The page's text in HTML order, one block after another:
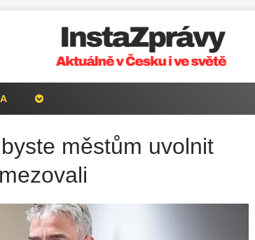
městům uvolnit